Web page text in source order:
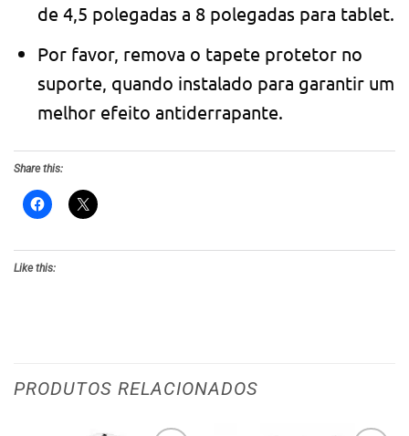
de 4,5 polegadas a 8 polegadas para tablet.
Por favor, remova o tapete protetor no
suporte, quando instalado para garantir um
melhor efeito antiderrapante.
Share this:
Like this:
PRODUTOS RELACIONADOS